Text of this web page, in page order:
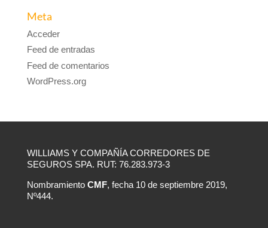
Meta
Acceder
Feed de entradas
Feed de comentarios
WordPress.org
WILLIAMS Y COMPAÑÍA CORREDORES DE
SEGUROS SPA. RUT: 76.283.973-3
Nombramiento CMF, fecha 10 de septiembre 2019,
Nº444.